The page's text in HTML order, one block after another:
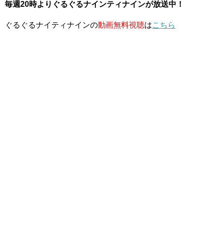
毎週20時よりぐるぐるナインティナインが放送中！
ぐるぐるナイティナインの動画無料視聴はこちら